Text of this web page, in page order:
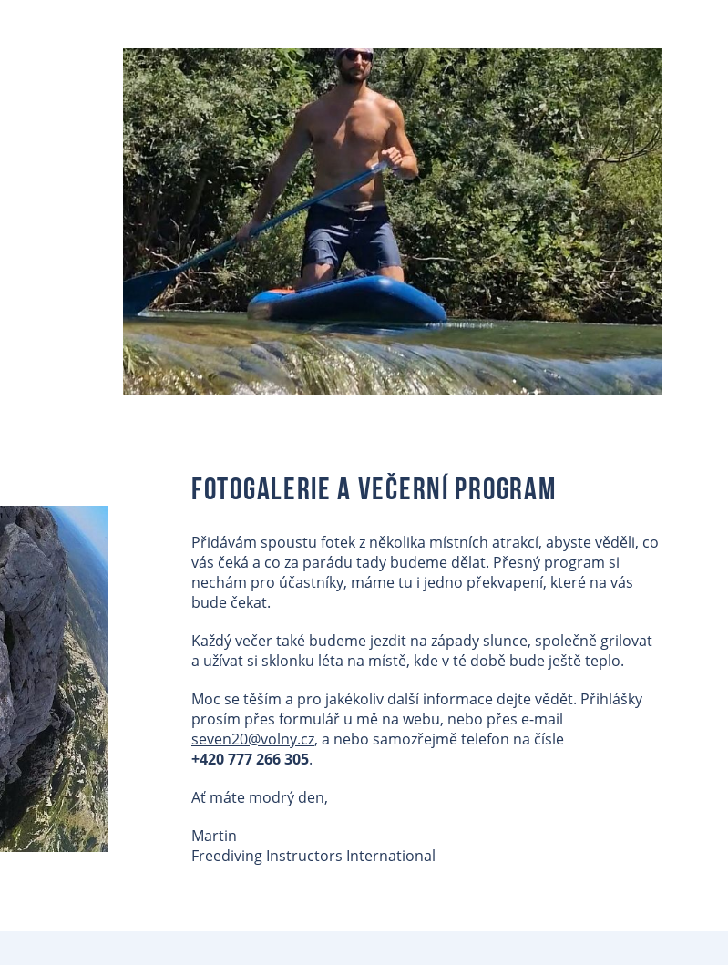
Fotogalerie a večerní program
Přidávám spoustu fotek z několika místních atrakcí, abyste věděli, co
vás čeká a co za parádu tady budeme dělat. Přesný program si
nechám pro účastníky, máme tu i jedno překvapení, které na vás
bude čekat.
Každý večer také budeme jezdit na západy slunce, společně grilovat
a užívat si sklonku léta na místě, kde v té době bude ještě teplo.
Moc se těším a pro jakékoliv další informace dejte vědět. Přihlášky
prosím přes formulář u mě na webu, nebo přes e-mail
seven20@volny.cz, a nebo samozřejmě telefon na čísle
+420777 266 305.
Ať máte modrý den,
Martin
Freediving Instructors International